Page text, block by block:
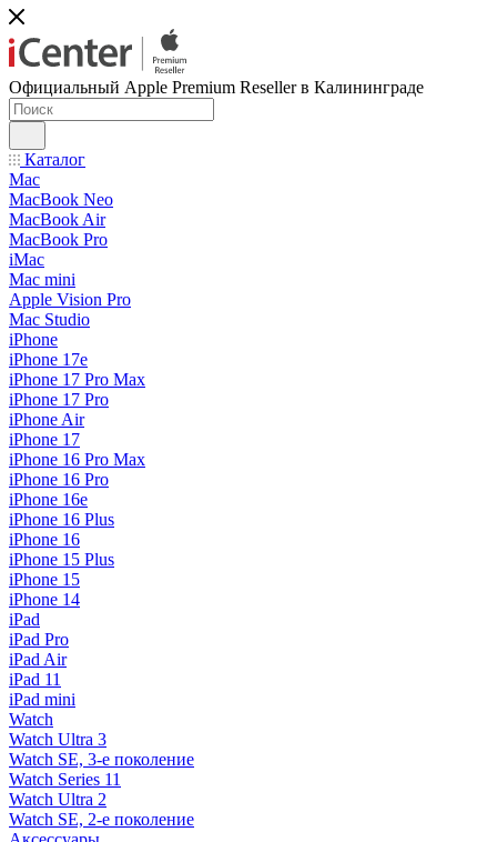
Официальный Apple Premium Reseller в Калининграде
Каталог
Mac
MacBook Neo
MacBook Air
MacBook Pro
iMac
Mac mini
Apple Vision Pro
Mac Studio
iPhone
iPhone 17e
iPhone 17 Pro Max
iPhone 17 Pro
iPhone Air
iPhone 17
iPhone 16 Pro Max
iPhone 16 Pro
iPhone 16e
iPhone 16 Plus
iPhone 16
iPhone 15 Plus
iPhone 15
iPhone 14
iPad
iPad Pro
iPad Air
iPad 11
iPad mini
Watch
Watch Ultra 3
Watch SE, 3-е поколение
Watch Series 11
Watch Ultra 2
Watch SE, 2-е поколение